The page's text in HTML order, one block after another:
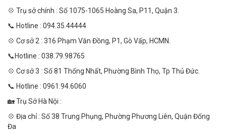
💠 Trụ sở chính : Số 1075-1065 Hoàng Sa, P11, Quận 3.
📞 Hotline : 094.35.44444
💠 Cơ sở 2 : 316 Phạm Văn Đồng, P1, Gò Vấp, HCMN.
📞Hotline : 038.79.98765
💠 Cơ sở 3 : Số 81 Thống Nhất, Phường Bình Thọ, Tp Thủ Đức.
📞 Hotline : 0961.94.6060
🏡 Trụ Sở Hà Nội :
💠 Địa chỉ : Số 38 Trung Phụng, Phường Phương Liên, Quận Đống
Đa